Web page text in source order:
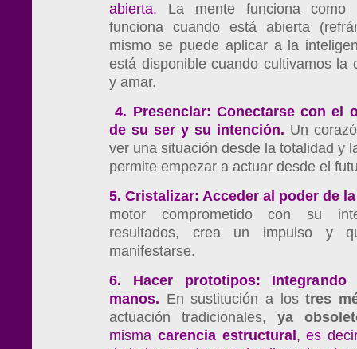
abierta. La mente funciona como
funciona cuando está abierta
mismo se puede aplicar a la
está disponible cuando cultivamos la
y amar.
4. Presenciar: Conectarse con el
de su ser y su intención. Un
ver una situación desde la totalidad y
permite empezar a actuar desde el
5. Cristalizar: Acceder al poder de
motor comprometido con su
resultados, crea un impulso y
manifestarse.
6. Hacer prototipos: Integrando
manos. En sustitución a lostres
actuación tradicionales, ya
misma carencia estructural , es